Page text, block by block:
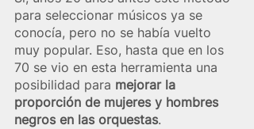
para seleccionar músicos ya se
conocía, pero no se había vuelto
muy popular. Eso, hasta que en los
70 se vio en esta herramienta una
posibilidad para mejorar la
proporción de mujeres y hombres
negros en las orquestas.